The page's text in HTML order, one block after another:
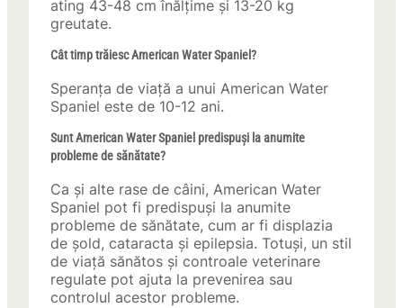
ating 43-48 cm înălțime și 13-20 kg
greutate.
Cât timp trăiesc American Water Spaniel?
Speranța de viață a unui American Water
Spaniel este de 10-12 ani.
Sunt American Water Spaniel predispuși la anumite
probleme de sănătate?
Ca și alte rase de câini, American Water
Spaniel pot fi predispuși la anumite
probleme de sănătate, cum ar fi displazia
de șold, cataracta și epilepsia. Totuși, un stil
de viață sănătos și controale veterinare
regulate pot ajuta la prevenirea sau
controlul acestor probleme.